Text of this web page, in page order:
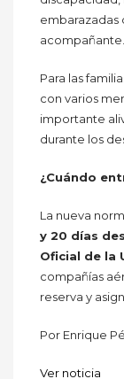
embarazadas
acompañante.
Para las
con varios
importante
durante los
¿Cuándo
La nueva
y 20 días
Oficial de la
compañías
reserva y
Por Enrique
Ver noticia